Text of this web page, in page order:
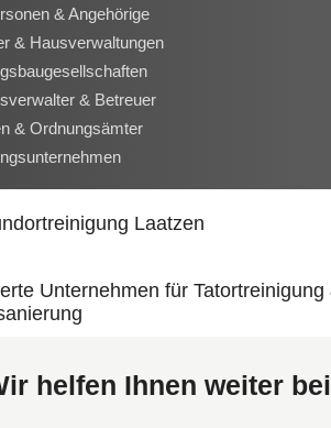
& Angehörige
& Hausverwaltungen
& Betreuer
& Ordnungsämter
helfen Ihnen weiter bei